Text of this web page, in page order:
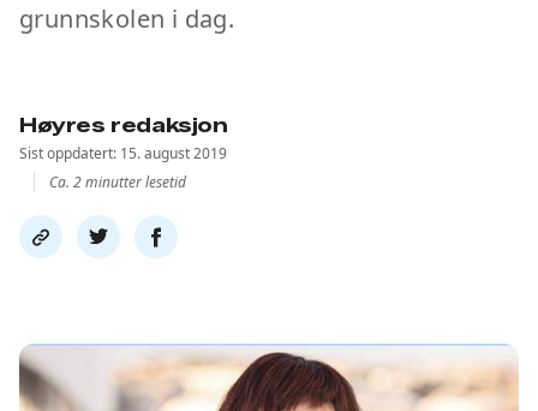
grunnskolen i dag.
Høyres redaksjon
Sist oppdatert: 15. august 2019
Ca. 2 minutter lesetid
Del
link
Del
på
Del
på